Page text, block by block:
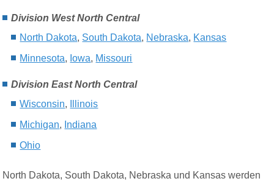
Division West North Central
North Dakota, South Dakota, Nebraska, Kansas
Minnesota, Iowa, Missouri
Division East North Central
Wisconsin,
Illinois
Michigan, Indiana
Ohio
North Dakota, South Dakota, Nebraska und Kansas werden